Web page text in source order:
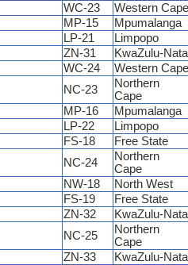
WC-23
Western
MP-15
Mpumalanga
LP-21
Limpopo
ZN-31
KwaZulu-
WC-24
Western
NC-23
Northern
Cape
MP-16
Mpumalanga
LP-22
Limpopo
FS-18
Free State
NC-24
Northern
Cape
NW-18
North West
FS-19
Free State
ZN-32
KwaZulu-
NC-25
Northern
Cape
ZN-33
KwaZulu-